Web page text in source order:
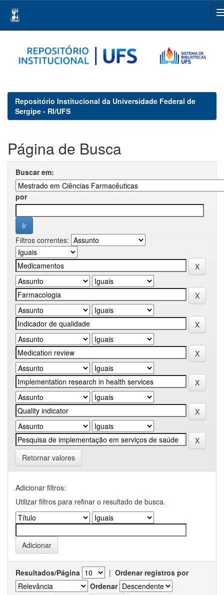
navigation
Repositório Institucional da Universidade Federal de
Sergipe - RI/UFS
Página de Busca
Buscar em:
por
Filtros correntes:
Retornar valores
Adicionar filtros:
Utilizar filtros para refinar o resultado de busca.
Resultados/Página | Ordenar registros por
Ordenar